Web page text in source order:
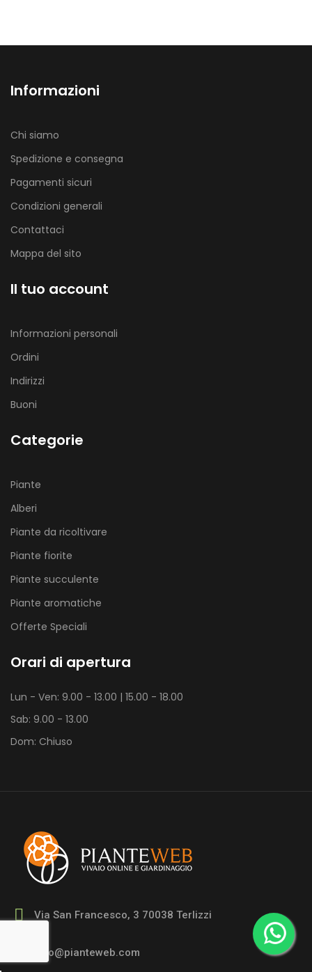
Informazioni
Chi siamo
Spedizione e consegna
Pagamenti sicuri
Condizioni generali
Contattaci
Mappa del sito
Il tuo account
Informazioni personali
Ordini
Indirizzi
Buoni
Categorie
Piante
Alberi
Piante da ricoltivare
Piante fiorite
Piante succulente
Piante aromatiche
Offerte Speciali
Orari di apertura
Lun - Ven: 9.00 - 13.00 | 15.00 - 18.00
Sab: 9.00 - 13.00
Dom: Chiuso
Via San Francesco, 3 70038 Terlizzi
info@pianteweb.com